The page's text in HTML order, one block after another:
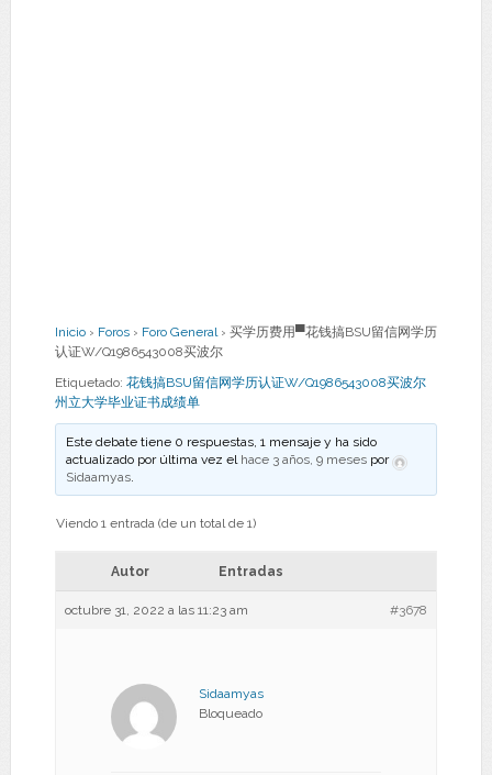
Inicio › Foros › Foro General › 买学历费用▀花钱搞BSU留信网学历
认证W/Q1986543008买波尔
Etiquetado: 花钱搞BSU留信网学历认证W/Q1986543008买波尔
州立大学毕业证书成绩单
Este debate tiene 0 respuestas, 1 mensaje y ha sido
actualizado por última vez el hace 3 años, 9 meses por
Sidaamyas.
Viendo 1 entrada (de un total de 1)
Autor Entradas
octubre 31, 2022 a las 11:23 am #3678
Sidaamyas
Bloqueado